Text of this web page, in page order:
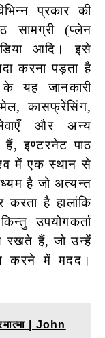
प्रकार की
सामग्री (प्लेन
आदि। इसे
करना पड़ता है
यह जानकारी
कासफ्रेंसिंग,
और अन्य
हैं, इण्टरनेट पाठ
में एक स्थान से
है जो अत्यन्त
है हालांकि
उपयोगकर्ता
रखते हैं, जो उन्हें
करने में मदद।
| John